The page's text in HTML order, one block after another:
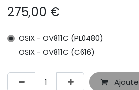
275,00 €
OSIX - OV811C (PL0480)
OSIX - OV811C (C616)